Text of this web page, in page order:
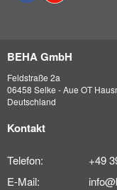
BEHA GmbH
Feldstraße 2a
06458 Selke - Aue OT
Deutschland
Kontakt
Telefon:
+49
E-Mail: